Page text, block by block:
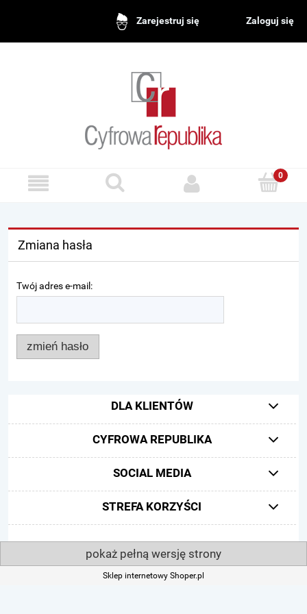
Zarejestruj się Zaloguj się
Zmiana hasła
Twój adres e-mail:
zmień hasło
DLA KLIENTÓW
CYFROWA REPUBLIKA
SOCIAL MEDIA
STREFA KORZYŚCI
pokaż pełną wersję strony
Sklep internetowy Shoper.pl